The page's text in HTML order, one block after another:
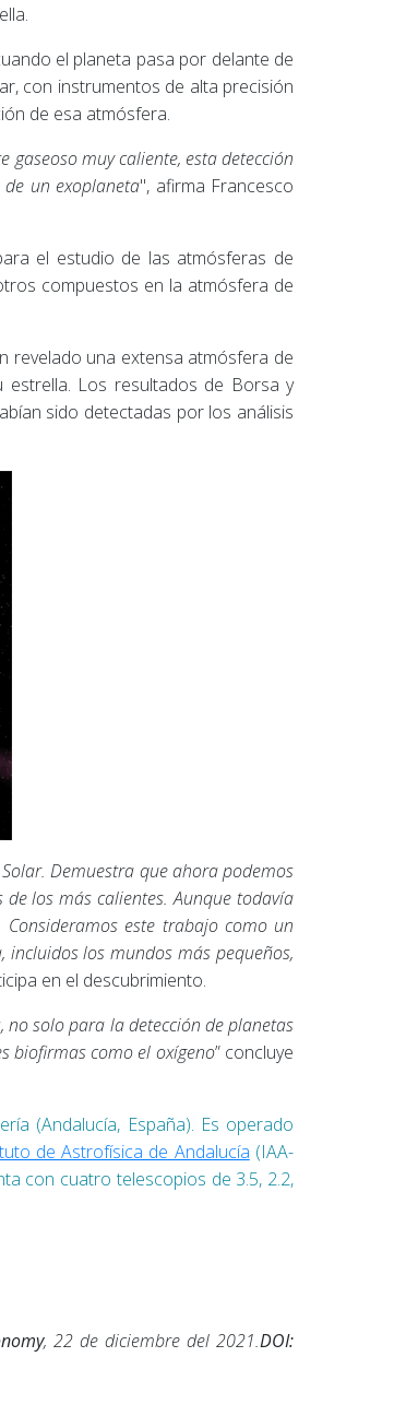
el planeta pasa por delante de
con instrumentos de alta precisión
de esa atmósfera.
muy caliente, esta detección
un exoplaneta", afirma Francesco
el estudio de las atmósferas de
compuestos en la atmósfera de
revelado una extensa atmósfera de
Los resultados de Borsa y
sido detectadas por los análisis
Demuestra que ahora podemos
los más calientes. Aunque todavía
este trabajo como un
los mundos más pequeños,
en el descubrimiento.
no solo para la detección de planetas
biofirmas como el oxígeno” concluye
(Andalucía, España). Es operado
de Astrofísica de Andalucía (IAA-
con cuatro telescopios de 3.5, 2.2,
, 22 de diciembre del 2021.DOI: